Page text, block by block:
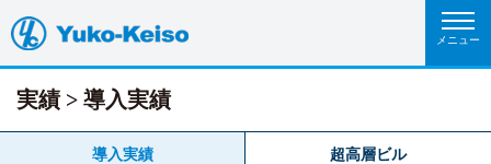
実績 導入実績
導入実績 超高層ビル